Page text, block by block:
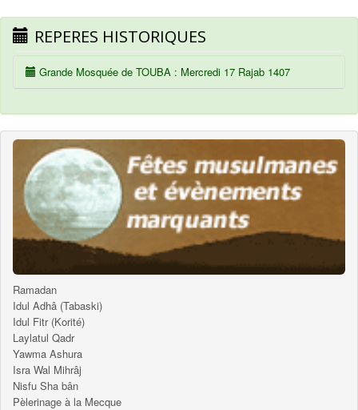
REPERES HISTORIQUES
Grande Mosquée de TOUBA : Mercredi 17 Rajab 1407
Ramadan
Idul Adhâ (Tabaski)
Idul Fitr (Korité)
Laylatul Qadr
Yawma Ashura
Isra Wal Mihrâj
Nisfu Sha bân
Pèlerinage à la Mecque